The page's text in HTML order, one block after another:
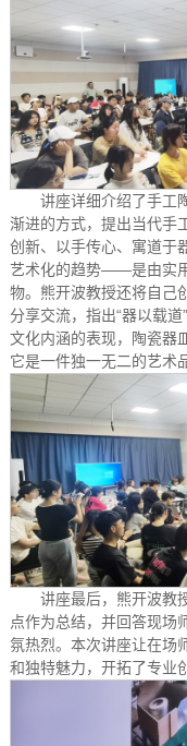
讲座详细介绍了手工
渐进的方式，提出当代
创新、以手传心、寓道于
艺术化的趋势——是由实
物。熊开波教授还将自己
分享交流，指出“器以载
文化内涵的表现，陶瓷器
它是一件独一无二的艺术
讲座最后，熊开波教
点作为总结，并回答现场
氛热烈。本次讲座让在场
和独特魅力，开拓了专业